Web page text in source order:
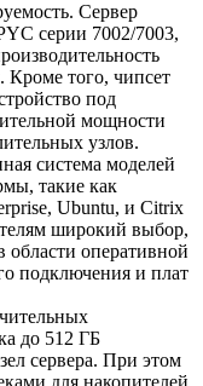
Сервер
серии 7002/7003,
Кроме того, чипсет
под
мощности
узлов.
система моделей
такие как
Ubuntu, и Citrix
широкий выбор,
области оперативной
подключения и плат
до 512 ГБ
сервера. При этом
для накопителей